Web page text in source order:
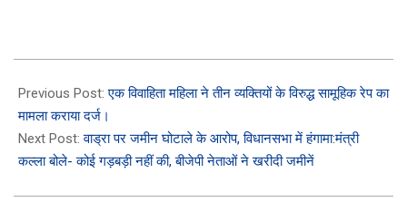
03-
02
Previous Post:एक विवाहिता महिला ने तीन व्यक्तियों के विरुद्ध सामूहिक रेप का
मामला कराया दर्ज।
Next Post:वाड्रा पर जमीन घोटाले के आरोप, विधानसभा में हंगामा:मंत्री
कल्ला बोले- कोई गड़बड़ी नहीं की, बीजेपी नेताओं ने खरीदी जमीनें